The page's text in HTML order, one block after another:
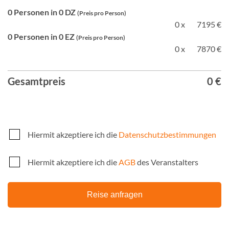
0 Personen in 0 DZ (Preis pro Person)
0 x
7195 €
0 Personen in 0 EZ (Preis pro Person)
0 x 7870 €
Gesamtpreis 0 €
Hiermit akzeptiere ich die Datenschutzbestimmungen
Hiermit akzeptiere ich dieAGBdes Veranstalters
Reise anfragen